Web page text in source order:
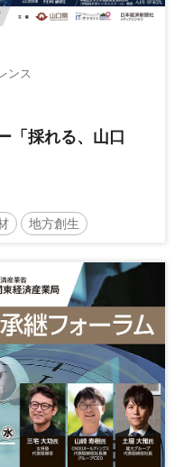
ンス
「採れる、山口
地方創生